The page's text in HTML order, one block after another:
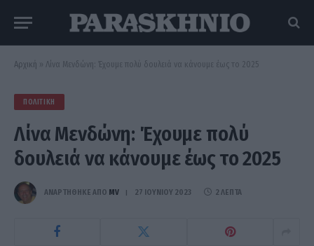
Αρχική » Λίνα Μενδώνη: Έχουμε πολύ δουλειά να κάνουμε έως το 2025
ΠΟΛΙΤΙΚΉ
Λίνα Μενδώνη: Έχουμε πολύ
δουλειά να κάνουμε έως το 2025
ΑΝΑΡΤΗΘΗΚΕ ΑΠΟ MV 27 ΙΟΥΝΊΟΥ 2023 2 ΛΕΠΤΆ